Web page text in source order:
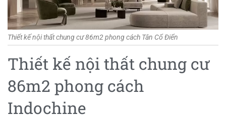
Thiết kế nội thất chung cư 86m2 phong cách Tân Cổ Điển
Thiết kế nội thất chung cư
86m2 phong cách
Indochine